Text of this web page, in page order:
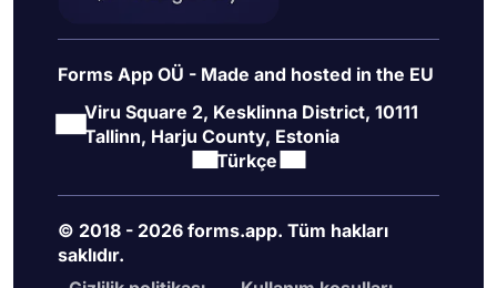
Forms App OÜ - Made and hosted in the EU
Viru Square 2, Kesklinna District, 10111
Tallinn, Harju County, Estonia
Türkçe
© 2018 - 2026 forms.app. Tüm hakları
saklıdır.